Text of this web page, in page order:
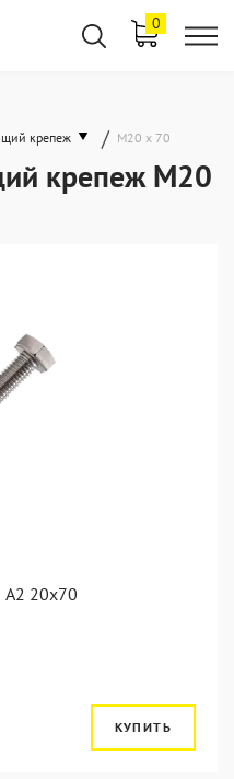
0
крепеж / М20 х 70
крепеж М20
20х70
КУПИТЬ